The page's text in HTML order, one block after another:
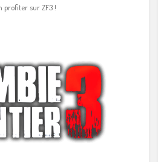
profiter sur ZF3 !